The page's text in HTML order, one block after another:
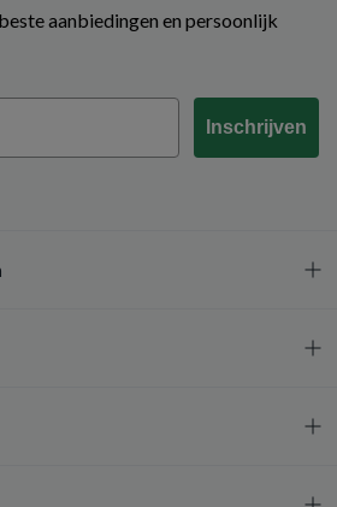
aanbiedingen en persoonlijk
Inschrijven